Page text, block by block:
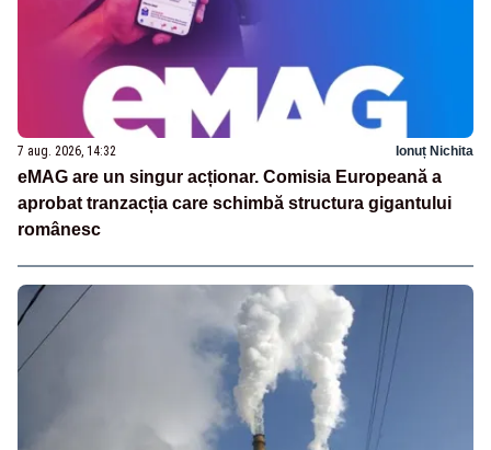
7 aug. 2026, 14:32 Ionuț Nichita
eMAG are un singur acționar. Comisia Europeană a
aprobat tranzacția care schimbă structura gigantului
românesc